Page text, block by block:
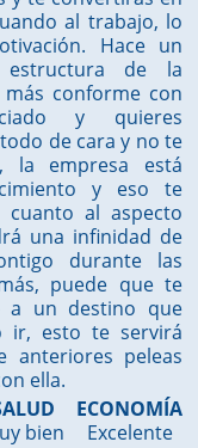
al trabajo, lo
Hace un
de la
conforme con
y quieres
de cara y no te
la empresa está
y eso te
cuanto al aspecto
una infinidad de
durante las
puede que te
a un destino que
ir, esto te servirá
anteriores peleas
ella.
bien
ECONOMÍA
Excelente